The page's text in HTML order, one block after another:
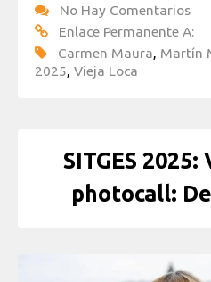
No Hay Comentarios
Enlace Permanente A:
Carmen Maura, Martín
2025, Vieja Loca
SITGES
photocall: